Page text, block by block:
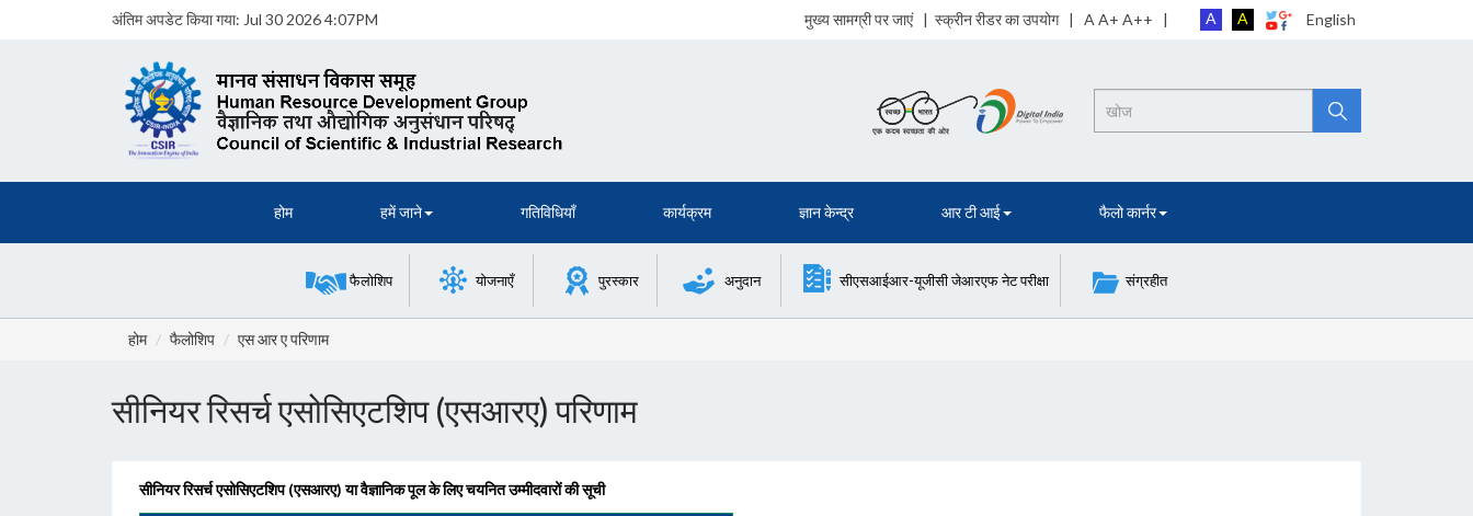
अंतिम अपडेट किया गया: Jul 30 2026 4:07PM मुख्य सामग्री पर जाएं| स्क्रीन रीडर का उपयोग| A A+ A++ | A A English
Search
होम हमें जाने गतिविधियाँ कार्यक्रम ज्ञान केन्द्र आर टी आई फैलो कार्नर
फैलोशिप योजनाएँ पुरस्कार अनुदान सीएसआईआर-यूजीसी जेआरएफ नेट परीक्षा संग्रहीत
होम फैलोशिप एस आर ए परिणाम
सीनियर रिसर्च एसोसिएटशिप (एसआरए) परिणाम
सीनियर रिसर्च एसोसिएटशिप (एसआरए) या वैज्ञानिक पूल के लिए चयनित उम्मीदवारों की सूची